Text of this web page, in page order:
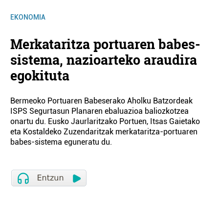
EKONOMIA
Merkataritza portuaren babes-
sistema, nazioarteko araudira
egokituta
Bermeoko Portuaren Babeserako Aholku Batzordeak
ISPS Segurtasun Planaren ebaluazioa baliozkotzea
onartu du. Eusko Jaurlaritzako Portuen, Itsas Gaietako
eta Kostaldeko Zuzendaritzak merkataritza-portuaren
babes-sistema eguneratu du.